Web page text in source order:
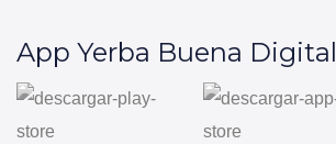
App Yerba Buena Digital